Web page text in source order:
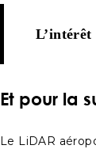
L’intérêt
Et pour la
Le LiDAR